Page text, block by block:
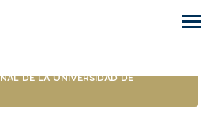
de la Universidad de